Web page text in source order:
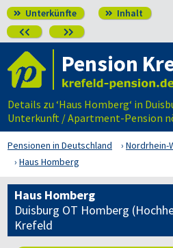
 Unterkünfte  Inhalt
 
Pension
Details zu ‘Haus Homberg‘ in
Unterkunft / Apartment-Pension
Pensionen in Deutschland Nordrhein-
Haus Homberg
Haus Homberg
Duisburg OT Homberg
Krefeld